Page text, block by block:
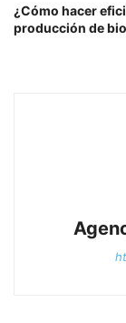
¿Cómo hacer
producción de